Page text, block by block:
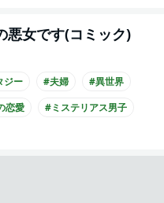
悪女です(コミック)
ジー #夫婦
#異世界
恋愛
#ミステリアス男子